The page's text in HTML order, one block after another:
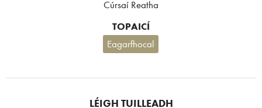
Cúrsaí Reatha
TOPAICÍ
Eagarfhocal
LÉIGH TUILLEADH